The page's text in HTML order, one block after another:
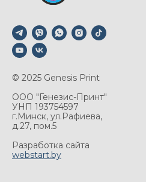
© 2025 Genesis Print
ООО "Генезис-Принт"
УНП 193754597
г.Минск, ул.Рафиева,
д.27, пом.5
Разработка сайта
webstart.by